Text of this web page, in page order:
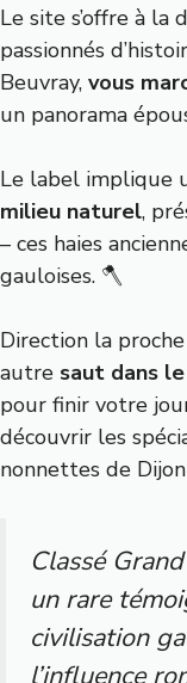
Le site s’offre à la
passionnés
Beuvray, vous
un panorama
Le label implique
milieu naturel,
– ces haies
gauloises. 🪓
Direction la
autre saut dans
pour finir votre
découvrir les
nonnettes de Dijon
Classé
un rare
civilisation